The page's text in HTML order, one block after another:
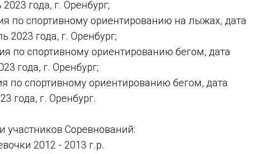
года, г. Оренбург;
по спортивному ориентированию на лыжах, дата
2023 года, г. Оренбург;
по спортивному ориентированию бегом, дата
года, г. Оренбург;
по спортивному ориентированию бегом, дата
года, г. Оренбург.
участников Соревнований:
2012 - 2013 г.р.